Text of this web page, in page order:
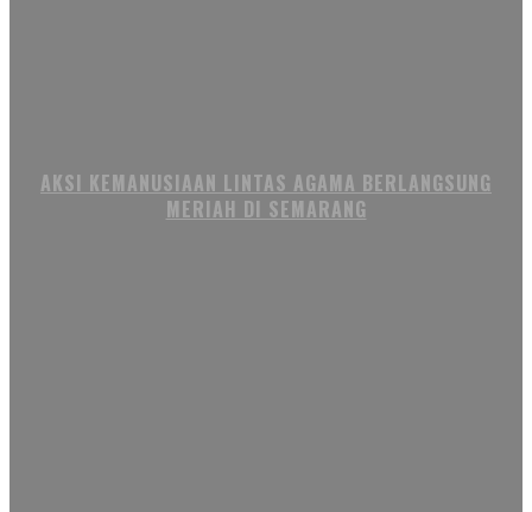
AKSI KEMANUSIAAN LINTAS AGAMA BERLANGSUNG
MERIAH DI SEMARANG